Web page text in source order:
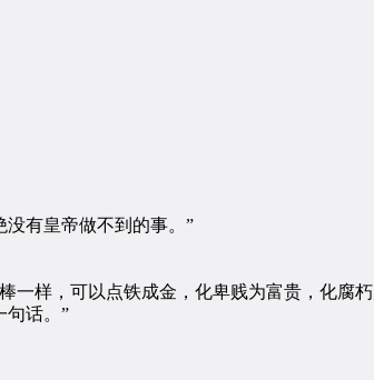
有皇帝做不到的事。”
样，可以点铁成金，化卑贱为富贵，化腐朽
句话。”